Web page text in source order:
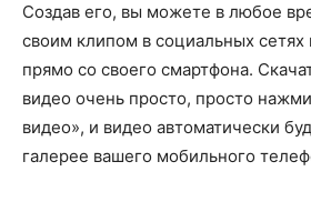
Создав его, вы можете в любое
своим клипом в социальных сетях
прямо со своего смартфона.
видео очень просто, просто
видео», и видео автоматически
галерее вашего мобильного